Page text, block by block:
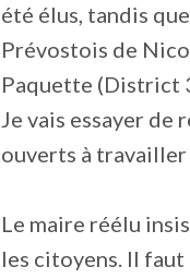
été élus, tandis
Prévostois de
Paquette (District
Je vais essayer de
ouverts à travailler
Le maire réélu
les citoyens. Il